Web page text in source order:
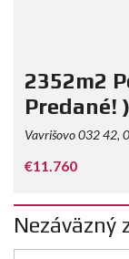
2352m2
Predané! )
Vavrišovo 032 42,
€11.760
Nezáväzný